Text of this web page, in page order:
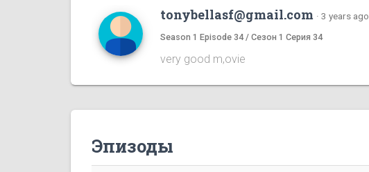
tonybellasf@gmail.com · 3 years ago
Season 1 Episode 34 / Сезон 1 Серия 34
very good m,ovie
Эпизоды